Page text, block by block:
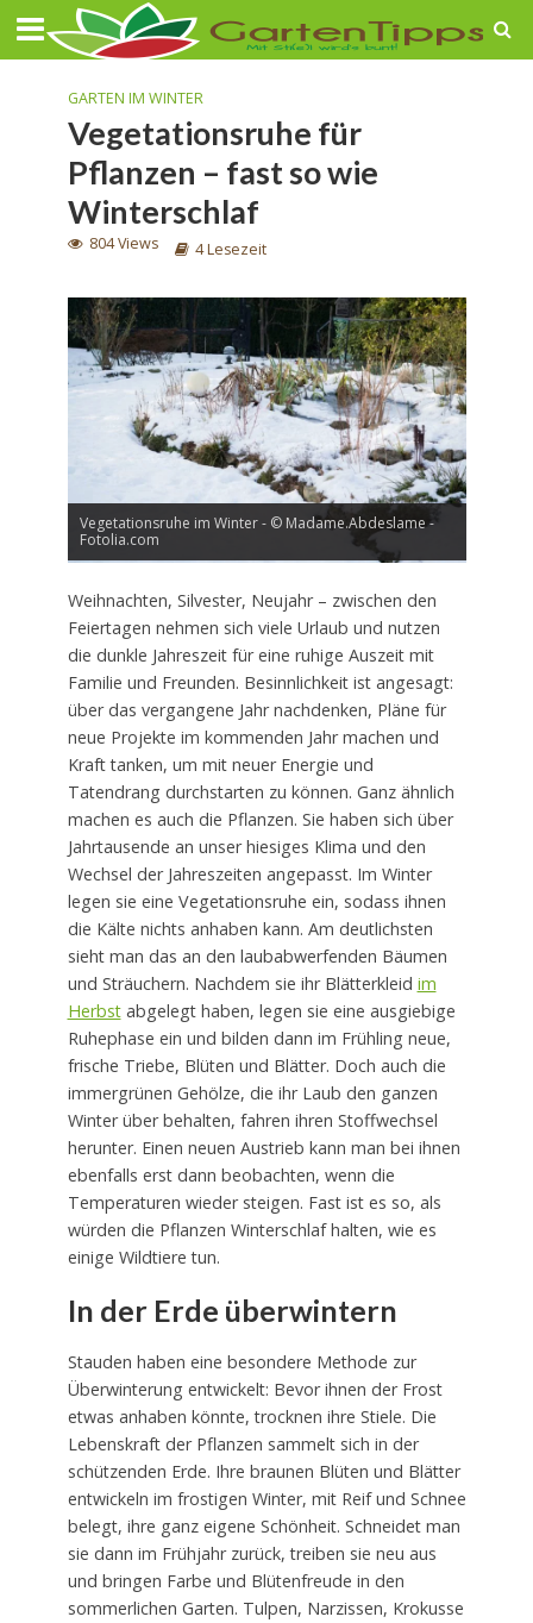
GARTEN IM WINTER
Vegetationsruhe für
Pflanzen – fast so wie
Winterschlaf
804 Views 4 Lesezeit
Vegetationsruhe im Winter - © Madame.Abdeslame -
Fotolia.com
Weihnachten, Silvester, Neujahr – zwischen den
Feiertagen nehmen sich viele Urlaub und nutzen
die dunkle Jahreszeit für eine ruhige Auszeit mit
Familie und Freunden. Besinnlichkeit ist angesagt:
über das vergangene Jahr nachdenken, Pläne für
neue Projekte im kommenden Jahr machen und
Kraft tanken, um mit neuer Energie und
Tatendrang durchstarten zu können. Ganz ähnlich
machen es auch die Pflanzen. Sie haben sich über
Jahrtausende an unser hiesiges Klima und den
Wechsel der Jahreszeiten angepasst. Im Winter
legen sie eine Vegetationsruhe ein, sodass ihnen
die Kälte nichts anhaben kann. Am deutlichsten
sieht man das an den laubabwerfenden Bäumen
und Sträuchern. Nachdem sie ihr Blätterkleid im
Herbstabgelegt haben, legen sie eine ausgiebige
Ruhephase ein und bilden dann im Frühling neue,
frische Triebe, Blüten und Blätter. Doch auch die
immergrünen Gehölze, die ihr Laub den ganzen
Winter über behalten, fahren ihren Stoffwechsel
herunter. Einen neuen Austrieb kann man bei ihnen
ebenfalls erst dann beobachten, wenn die
Temperaturen wieder steigen. Fast ist es so, als
würden die Pflanzen Winterschlaf halten, wie es
einige Wildtiere tun.
In der Erde überwintern
Stauden haben eine besondere Methode zur
Überwinterung entwickelt: Bevor ihnen der Frost
etwas anhaben könnte, trocknen ihre Stiele. Die
Lebenskraft der Pflanzen sammelt sich in der
schützenden Erde. Ihre braunen Blüten und Blätter
entwickeln im frostigen Winter, mit Reif und Schnee
belegt, ihre ganz eigene Schönheit. Schneidet man
sie dann im Frühjahr zurück, treiben sie neu aus
und bringen Farbe und Blütenfreude in den
sommerlichen Garten. Tulpen, Narzissen, Krokusse